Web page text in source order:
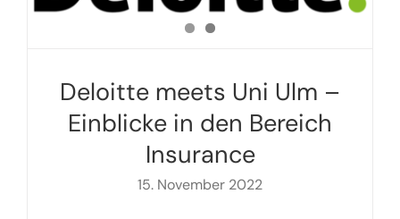
Deloitte meets Uni Ulm –
Einblicke in den Bereich
Insurance
15. November 2022